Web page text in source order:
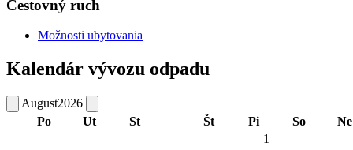
Cestovný ruch
Možnosti ubytovania
Kalendár vývozu odpadu
August2026
Po
Ut St Št Pi So Ne
1